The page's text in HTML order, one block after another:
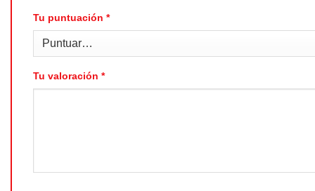
Tu puntuación *
Tu valoración *